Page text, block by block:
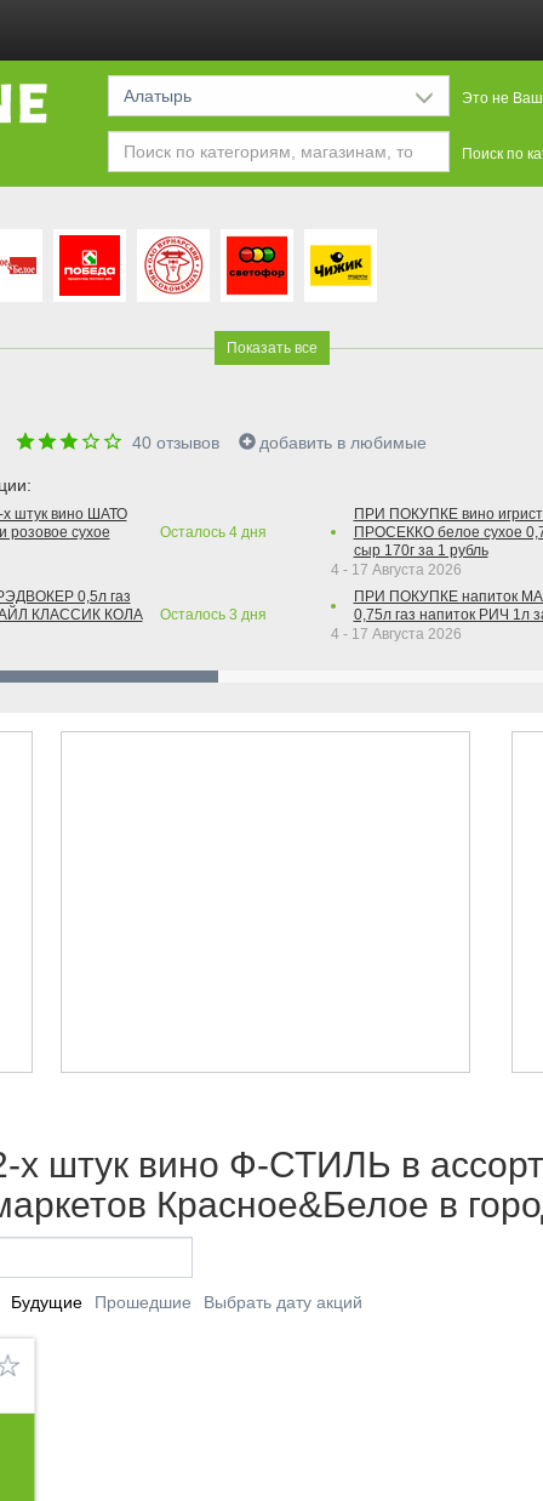
Алатырь Это не Ваш
Поиск по
Показать все
40отзывов добавить в любимые
х штук вино ШАТО
сухое
Осталось 4дня
0,5л газ
КЛАССИК КОЛА
Осталось 3 дня
ПРИ ПОКУПКЕ вино
ПРОСЕККО белое сухое
сыр 170г за 1 рубль
4 - 17 Августа 2026
ПРИ ПОКУПКЕ напиток
0,75л газ напиток РИЧ 1л
4 - 17 Августа 2026
х штук вино Ф-СТИЛЬ в
Красное&Белое в
Будущие Прошедшие Выбрать дату акций